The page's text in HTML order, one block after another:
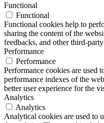
Functional
Functional
Functional cookies help to
sharing the content of the
feedbacks, and other third-
Performance
Performance
Performance cookies are used
performance indexes of the
better user experience for the
Analytics
Analytics
Analytical cookies are used to